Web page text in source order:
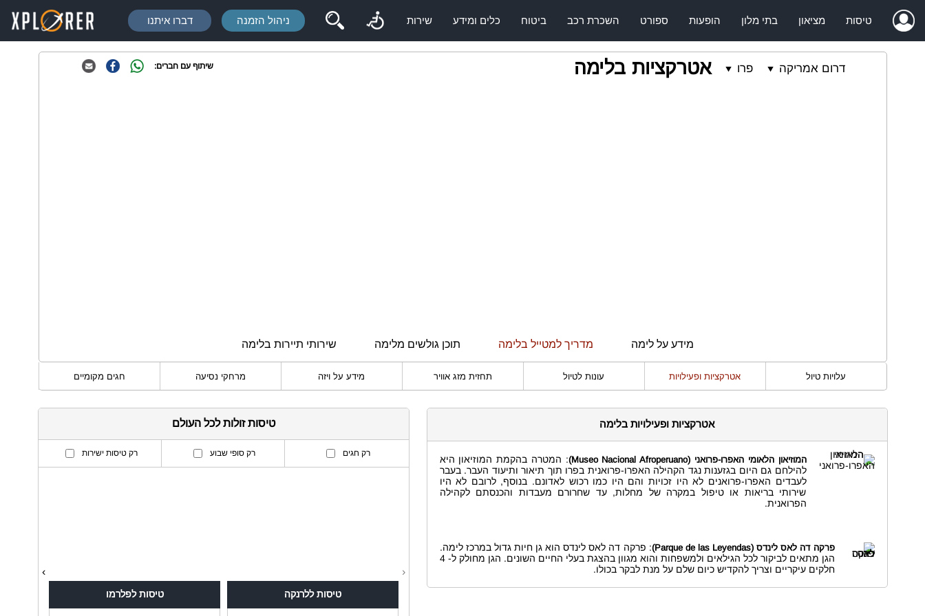
טיסות מציאון בתי מלון הופעות ספורט השכרת רכב ביטוח כלים ומידע שירות ניהול הזמנה דברו איתנו
דרום אמריקה ⯆ פרו ⯆ אטרקציות בלימה שיתוף עם חברים:
מידע על לימה מדריך למטייל בלימה תוכן גולשים מלימה שירותי תיירות בלימה
עלויות טיול אטרקציות ופעילויות עונות לטיול תחזית מזג אוויר מידע על ויזה מרחקי נסיעה חגים מקומיים
אטרקציות ופעילויות בלימה
המוזיאון הלאומי האפרו-פרואני (Museo Nacional Afroperuano)
: המטרה בהקמת המוזיאון היא
להילחם גם היום בגזענות נגד הקהילה האפרו-פרואנית בפרו תוך תיאור ותיעוד העבר. בעבר
לעבדים האפרו-פרואנים לא היו זכויות והם היו כמו רכוש לאדונם. בנוסף, לרובם לא היו
שירותי בריאות או טיפול במקרה של מחלות, עד שחרורם מעבדות והכנסתם לקהילה
הפרואנית.
פרקה דה לאס לינדס (Parque de las Leyendas)
: פרקה דה לאס לינדס הוא גן חיות גדול במרכז לימה.
הגן מתאים לביקור לכל הגילאים ולמשפחות והוא מגוון בהצגת בעלי החיים השונים. הגן מחולק ל- 4
חלקים עיקריים וצריך להקדיש כיום שלם על מנת לבקר בכולו.